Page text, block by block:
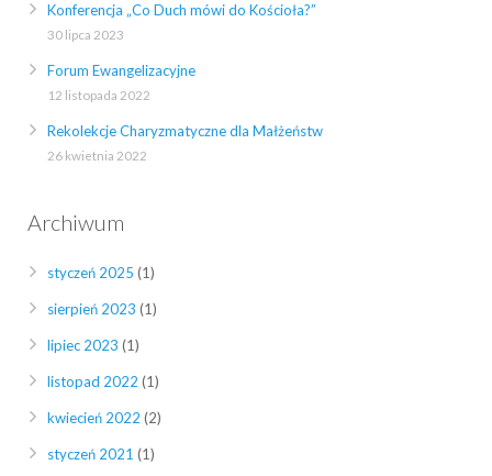
Konferencja „Co Duch mówi do Kościoła?”
30 lipca 2023
Forum Ewangelizacyjne
12 listopada 2022
Rekolekcje Charyzmatyczne dla Małżeństw
26 kwietnia 2022
Archiwum
styczeń 2025 (1)
sierpień 2023 (1)
lipiec 2023 (1)
listopad 2022 (1)
kwiecień 2022 (2)
styczeń 2021 (1)